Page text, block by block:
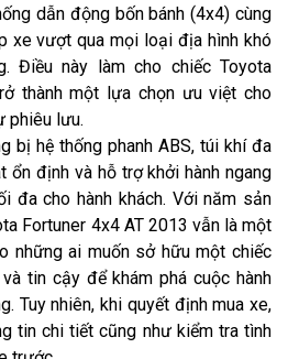
dẫn động bốn bánh (4x4) cùng
xe vượt qua mọi loại địa hình khó
Điều này làm cho chiếc Toyota
thành một lựa chọn ưu việt cho
phiêu lưu.
bị hệ thống phanh ABS, túi khí đa
ổn định và hỗ trợ khởi hành ngang
đa cho hành khách. Với năm sản
Fortuner 4x4 AT 2013 vẫn là một
những ai muốn sở hữu một chiếc
tin cậy để khám phá cuộc hành
Tuy nhiên, khi quyết định mua xe,
tin chi tiết cũng như kiểm tra tình